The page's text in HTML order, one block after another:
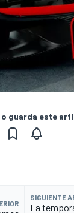
guarda este
SIGUIENTE
La